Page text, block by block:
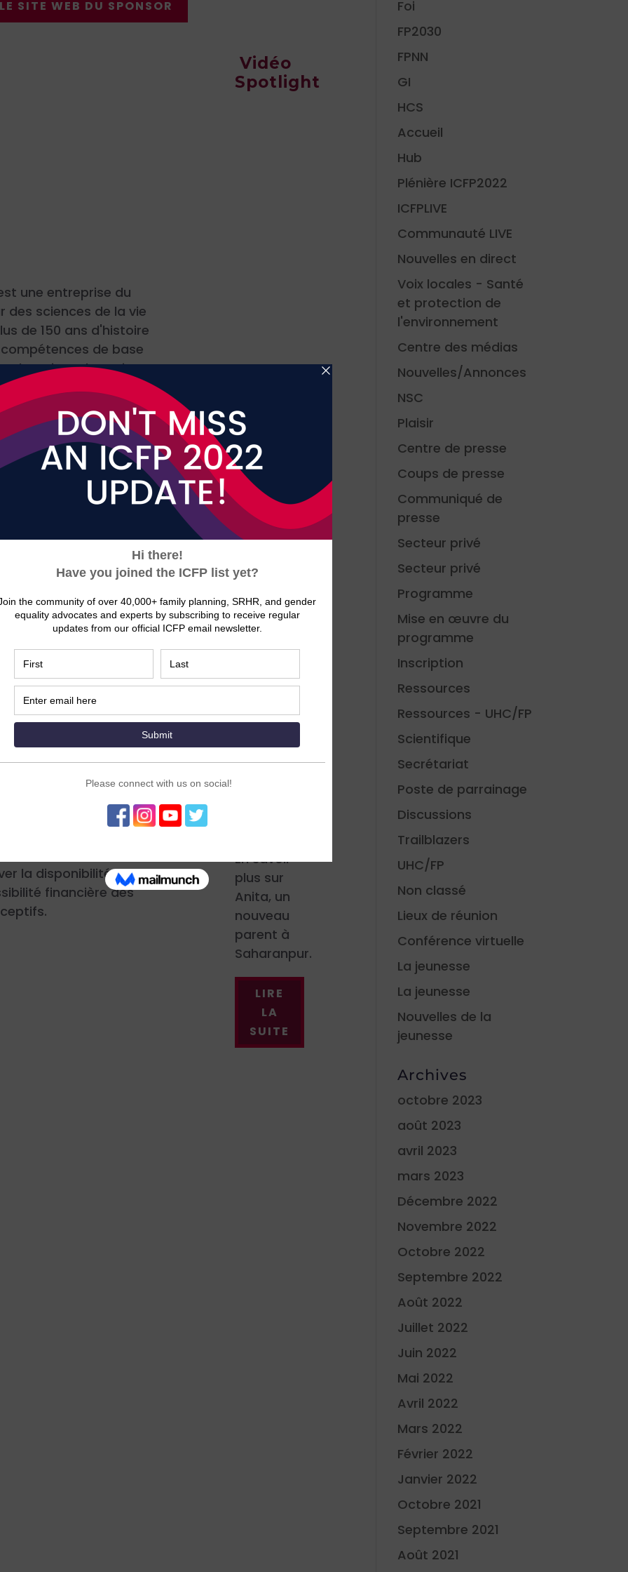
SITE WEB DU SPONSOR
une entreprise du
des sciences de la vie
de 150 ans d'histoire
de base
domaines des soins
et de l'agriculture.
plus de 50 ans, Bayer
des programmes
et de planification
fondée sur les droits
de 130 pays, en
en ce qui concerne
des formes de
sûres et
leader dans le
de la santé des
nous nous sommes
à contribuer à l'accès
modernes
millions de femmes
le monde d'ici
cela ne se limite pas
Bayer. En mettant
sur les femmes des
revenu, notre
est à la fois d'accroître
à la
familiale
et de
la disponibilité et
financière des
Vidéo
Spotlight
Contenu
en
vedette
En savoir
plus sur
Anita, un
nouveau
parent à
Saharanpur.
LIRE
LA
SUITE
Foi
FP2030
FPNN
GI
HCS
Accueil
Hub
Plénière ICFP2022
ICFPLIVE
Communauté LIVE
Nouvelles en direct
Voix locales - Santé
et protection de
l'environnement
Centre des médias
Nouvelles/Annonces
NSC
Plaisir
Centre de presse
Coups de presse
Communiqué de
presse
Secteur privé
Secteur privé
Programme
Mise en œuvre du
programme
Inscription
Ressources
Ressources - UHC/FP
Scientifique
Secrétariat
Poste de parrainage
Discussions
Trailblazers
UHC/FP
Non classé
Lieux de réunion
Conférence virtuelle
La jeunesse
La jeunesse
Nouvelles de la
jeunesse
Archives
octobre 2023
août 2023
avril 2023
mars 2023
Décembre 2022
Novembre 2022
Octobre 2022
Septembre 2022
Août 2022
Juillet 2022
Juin 2022
Mai 2022
Avril 2022
Mars 2022
Février 2022
Janvier 2022
Octobre 2021
Septembre 2021
Août 2021